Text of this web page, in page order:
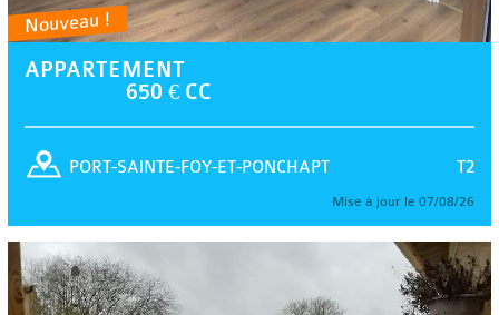
Nouveau !
APPARTEMENT
650 € CC
T2
PORT-SAINTE-FOY-ET-PONCHAPT
Mise à jour le 07/08/26